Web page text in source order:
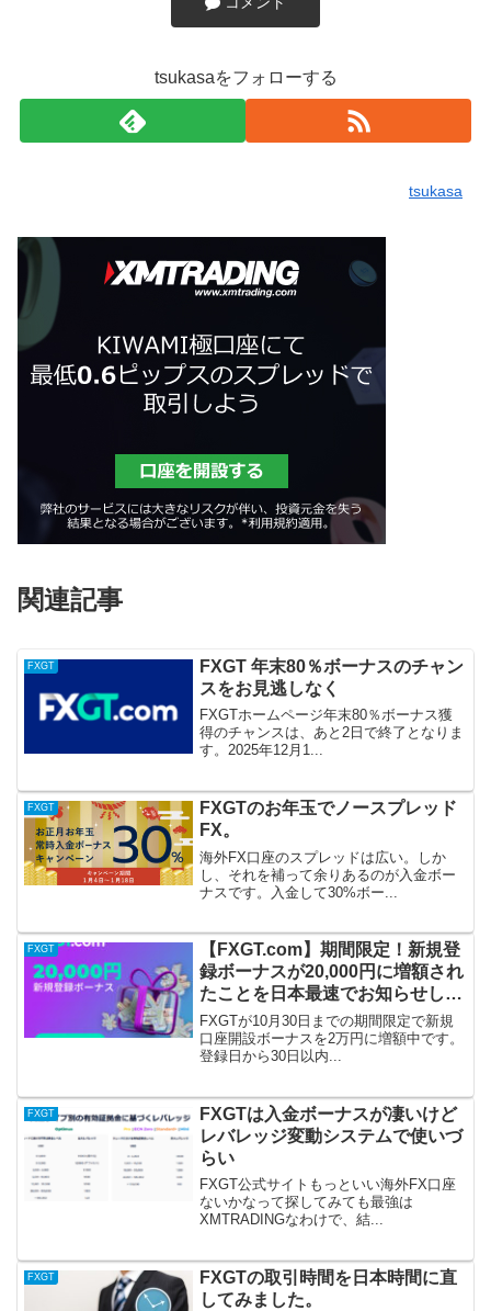
tsukasaをフォローする
tsukasa
関連記事
FXGT
FXGT 年末80％ボーナスのチャン
スをお見逃しなく
FXGTホームページ年末80％ボーナス獲
得のチャンスは、あと2日で終了となりま
す。2025年12月1...
FXGT
FXGTのお年玉でノースプレッド
FX。
海外FX口座のスプレッドは広い。しか
し、それを補って余りあるのが入金ボー
ナスです。入金して30%ボー...
FXGT
【FXGT.com】期間限定！新規登
録ボーナスが20,000円に増額され
たことを日本最速でお知らせしま
す。
FXGTが10月30日までの期間限定で新規
口座開設ボーナスを2万円に増額中です。
登録日から30日以内...
FXGT
FXGTは入金ボーナスが凄いけど
レバレッジ変動システムで使いづ
らい
FXGT公式サイトもっといい海外FX口座
ないかなって探してみても最強は
XMTRADINGなわけで、結...
FXGT
FXGTの取引時間を日本時間に直
してみました。